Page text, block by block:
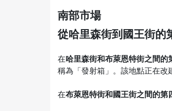
南部市場
從哈里森街到國王街的
在哈里森街和布萊恩特街之間的
稱為「發射箱」。該地點正在改
在布萊恩特街和國王街之間的第